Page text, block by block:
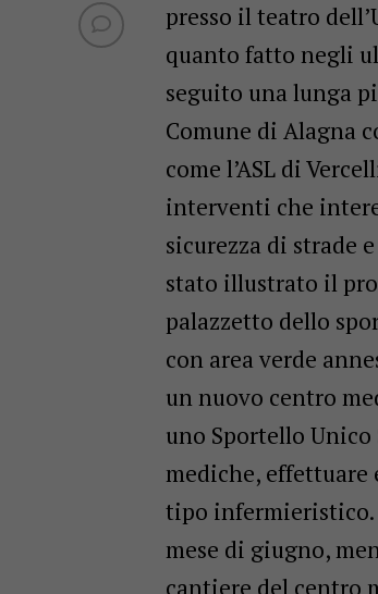
presso il teatro
quanto fatto negli
seguito una lunga
Comune di Alagna
come l’ASL di
interventi che
sicurezza di strade
stato illustrato il
palazzetto dello
con area verde
un nuovo centro
uno Sportello
mediche, effettuare
tipo infermieristico.
mese di giugno,
cantiere del centro